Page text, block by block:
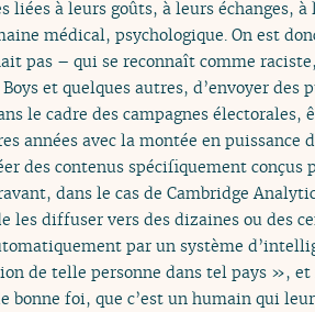
à leurs goûts, à leurs échanges, à
médical, psychologique. On est
pas – qui se reconnaît comme
et quelques autres, d’envoyer
le cadre des campagnes électorales,
années avec la montée en
des contenus spécifiquement conçus
dans le cas de Cambridge
les diffuser vers des dizaines ou des
par un système
de telle personne dans tel pays », et
bonne foi, que c’est un humain qui